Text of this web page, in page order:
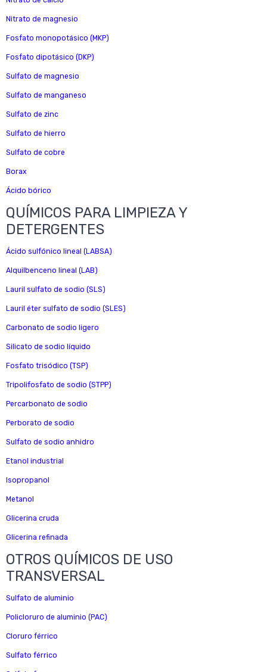
Nitrato de magnesio
Fosfato monopotásico (MKP)
Fosfato dipotásico (DKP)
Sulfato de magnesio
Sulfato de manganeso
Sulfato de zinc
Sulfato de hierro
Sulfato de cobre
Borax
Ácido bórico
QUÍMICOS PARA LIMPIEZA Y
DETERGENTES
Ácido sulfónico lineal (LABSA)
Alquilbenceno lineal (LAB)
Lauril sulfato de sodio (SLS)
Lauril éter sulfato de sodio (SLES)
Carbonato de sodio ligero
Silicato de sodio líquido
Fosfato trisódico (TSP)
Tripolifosfato de sodio (STPP)
Percarbonato de sodio
Perborato de sodio
Sulfato de sodio anhidro
Etanol industrial
Isopropanol
Metanol
Glicerina cruda
Glicerina refinada
OTROS QUÍMICOS DE USO
TRANSVERSAL
Sulfato de aluminio
Policloruro de aluminio (PAC)
Cloruro férrico
Sulfato férrico